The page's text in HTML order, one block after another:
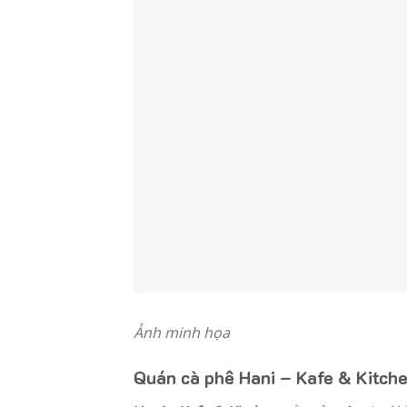
Ảnh minh họa
Quán cà phê Hani – Kafe &